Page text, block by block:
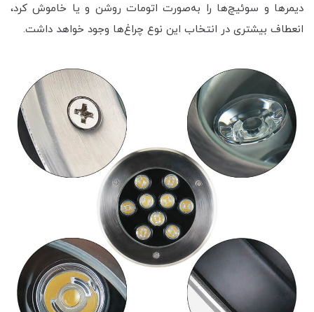
دیمرها و سوئیچ‌ها را به‌صورت اتومات روشن و یا خاموش کرد،
انعطاف بیشتری در انتخاب این نوع چراغ‌ها وجود خواهد داشت.